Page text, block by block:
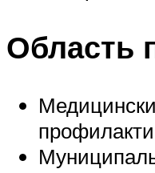
Область